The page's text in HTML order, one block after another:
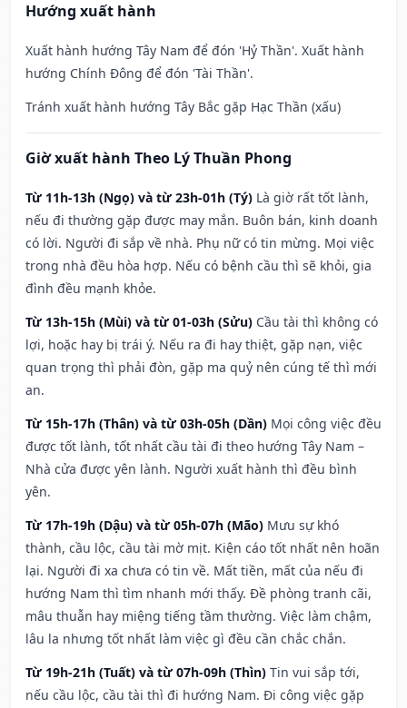
Hướng xuất hành
Xuất hành hướng Tây Nam để đón 'Hỷ Thần'. Xuất hành
hướng Chính Đông để đón 'Tài Thần'.
Tránh xuất hành hướng Tây Bắc gặp Hạc Thần (xấu)
Giờ xuất hành Theo Lý Thuần Phong
Từ 11h-13h (Ngọ) và từ 23h-01h (Tý) Là giờ rất tốt lành,
nếu đi thường gặp được may mắn. Buôn bán, kinh doanh
có lời. Người đi sắp về nhà. Phụ nữ có tin mừng. Mọi việc
trong nhà đều hòa hợp. Nếu có bệnh cầu thì sẽ khỏi, gia
đình đều mạnh khỏe.
Từ 13h-15h (Mùi) và từ 01-03h (Sửu) Cầu tài thì không có
lợi, hoặc hay bị trái ý. Nếu ra đi hay thiệt, gặp nạn, việc
quan trọng thì phải đòn, gặp ma quỷ nên cúng tế thì mới
an.
Từ 15h-17h (Thân) và từ 03h-05h (Dần) Mọi công việc đều
được tốt lành, tốt nhất cầu tài đi theo hướng Tây Nam –
Nhà cửa được yên lành. Người xuất hành thì đều bình
yên.
Từ 17h-19h (Dậu) và từ 05h-07h (Mão) Mưu sự khó
thành, cầu lộc, cầu tài mờ mịt. Kiện cáo tốt nhất nên hoãn
lại. Người đi xa chưa có tin về. Mất tiền, mất của nếu đi
hướng Nam thì tìm nhanh mới thấy. Đề phòng tranh cãi,
mâu thuẫn hay miệng tiếng tầm thường. Việc làm chậm,
lâu la nhưng tốt nhất làm việc gì đều cần chắc chắn.
Từ 19h-21h (Tuất) và từ 07h-09h (Thìn) Tin vui sắp tới,
nếu cầu lộc, cầu tài thì đi hướng Nam. Đi công việc gặp